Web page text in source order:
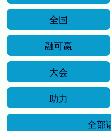
全国
融可赢
大会
助力
全部